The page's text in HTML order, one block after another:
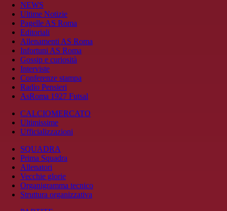
NEWS
Ultime Notizie
Pagelle AS Roma
Editoriali
Allenamenti AS Roma
Infortuni AS Roma
Gossip e curiosità
Interviste
Conferenze stampa
Radio Pensieri
AsRoma 1927 Futsal
CALCIOMERCATO
Ultimissime
Ufficializzazioni
SQUADRA
Prima Squadra
Allenatori
Vecchie glorie
Organigramma tecnico
Struttura organizzativa